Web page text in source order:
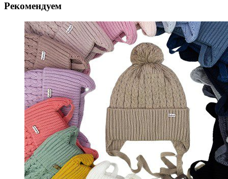
Рекомендуем